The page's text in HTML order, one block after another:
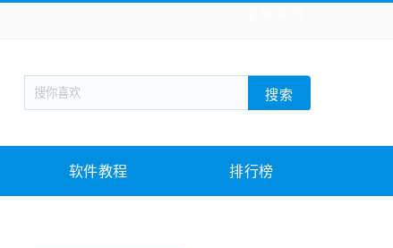
新闻阅读 旅游出行 生活实用
回合网游 战棋游戏 枪战射击
教育教学 游戏娱乐 系统软件 素材下载
搜索
软件教程 排行榜